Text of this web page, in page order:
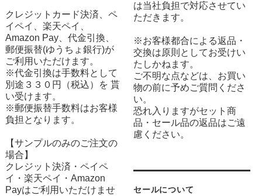
クレジットカード決済、ペ
イペイ、楽天ペイ、
Amazon Pay、代金引換、
郵便振替(ゆうちょ銀行)が
ご利用いただけます。
※代金引換は手数料として
別途３３０円（税込）を 貰
い受けます。
※郵便振替手数料はお客様
負担となります。
【サンプルのみのご注文の
場合】
クレジット決済・ペイペ
イ・楽天ペイ・Amazon
Payはご利用いただけませ
は当社負担で対応させてい
ただきます。
※お客様都合による返品・
交換は原則としてお受けい
たしかねます。
ご不明な点などは、お買い
物の前に予めご質問くださ
い。
恐れ入りますがセット商
品・セール品の返品はご遠
慮ください。
セールについて